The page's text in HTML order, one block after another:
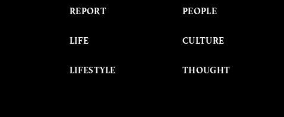
REPORT
LIFE
LIFESTYLE
PEOPLE
CULTURE
THOUGHT